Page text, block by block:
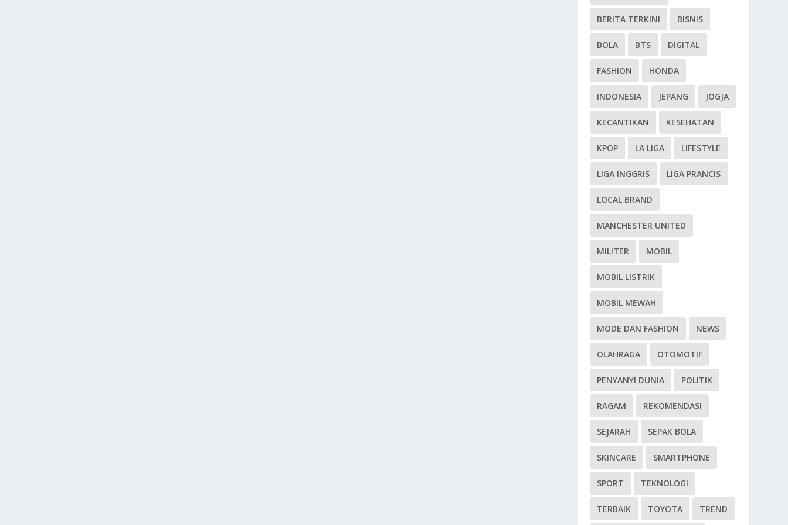
BERITA TERKINI BISNIS
BOLA BTS DIGITAL
FASHION HONDA
INDONESIA JEPANG JOGJA
KECANTIKAN KESEHATAN
KPOP LA LIGA LIFESTYLE
LIGA INGGRIS LIGA PRANCIS
LOCAL BRAND
MANCHESTER UNITED
MILITER MOBIL
MOBIL LISTRIK
MOBIL MEWAH
MODE DAN FASHION NEWS
OLAHRAGA OTOMOTIF
PENYANYI DUNIA POLITIK
RAGAM REKOMENDASI
SEJARAH SEPAK BOLA
SKINCARE SMARTPHONE
SPORT TEKNOLOGI
TERBAIK TOYOTA TREND